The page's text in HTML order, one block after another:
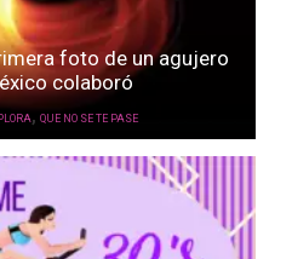
foto de un agujero
colaboró
, QUE NO SE TE PASE